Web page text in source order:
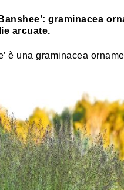
graminacea
arcuate.
è una graminacea